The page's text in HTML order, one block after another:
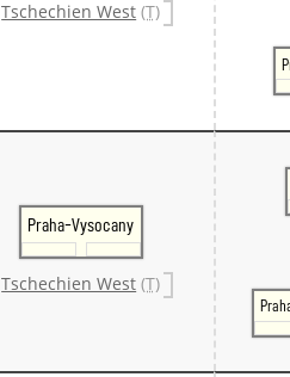
Tschechien West (T)
Praha-Vysocany
Tschechien West (T)